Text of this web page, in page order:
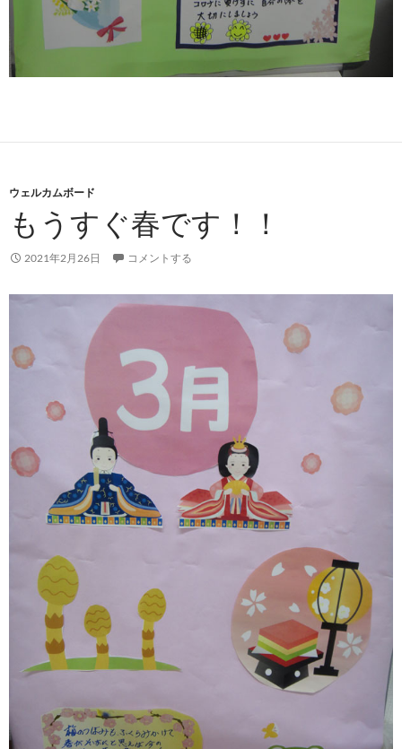
ウェルカムボード
もうすぐ春です！！
2021年2月26日 コメントする